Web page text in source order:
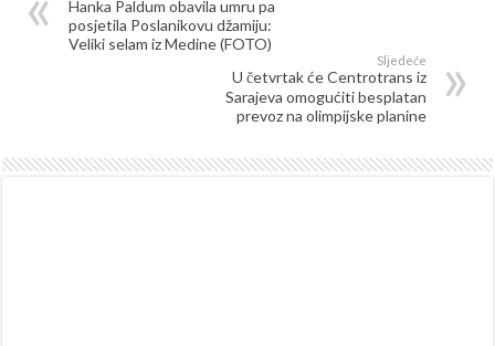
Hanka Paldum obavila umru pa
posjetila Poslanikovu džamiju:
Veliki selam iz Medine (FOTO)
Sljedeće
U četvrtak će Centrotrans iz
Sarajeva omogućiti besplatan
prevoz na olimpijske planine